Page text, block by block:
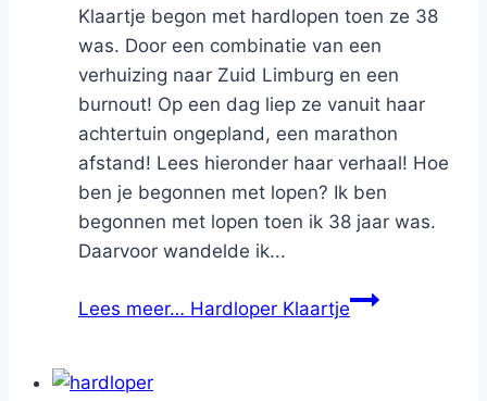
Klaartje begon met hardlopen toen ze 38
was. Door een combinatie van een
verhuizing naar Zuid Limburg en een
burnout! Op een dag liep ze vanuit haar
achtertuin ongepland, een marathon
afstand! Lees hieronder haar verhaal! Hoe
ben je begonnen met lopen? Ik ben
begonnen met lopen toen ik 38 jaar was.
Daarvoor wandelde ik...
Lees meer… Hardloper Klaartje